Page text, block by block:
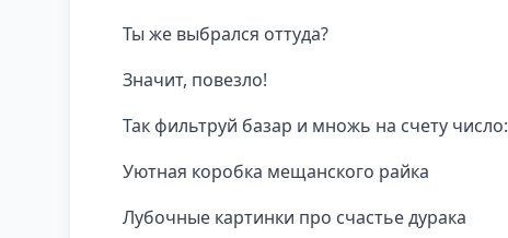
Ты же выбрался оттуда?
Значит, повезло!
Так фильтруй базар и множь на счету число:
Уютная коробка мещанского райка
Лубочные картинки про счастье дурака